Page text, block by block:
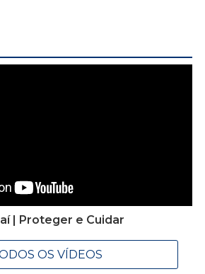
| Proteger e Cuidar
OS VÍDEOS